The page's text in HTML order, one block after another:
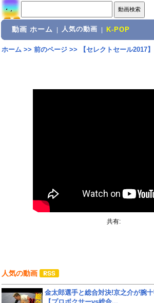
動画 ホーム 人気の動画 K-POP
ホーム>> 前のページ>> 【セレクトセール2017
共有:
人気の動画
金太郎選手と総合対決!京之介が腕